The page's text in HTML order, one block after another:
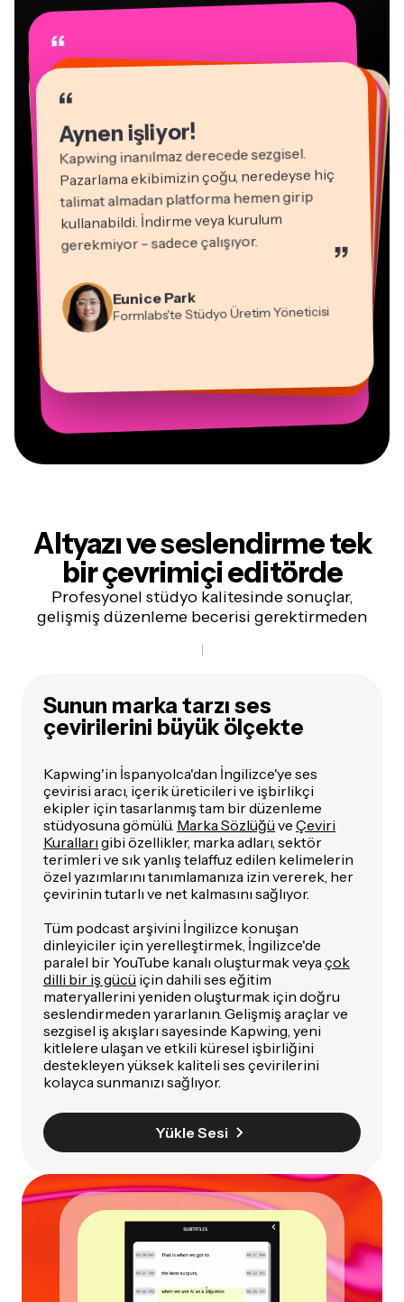
“
Aynen işliyor!
Kapwing inanılmaz derecede sezgisel.
Pazarlama ekibimizin çoğu, neredeyse hiç
talimat almadan platforma hemen girip
kullanabildi. İndirme veya kurulum
gerekmiyor - sadece çalışıyor. ”
Eunice Park
Formlabs'te Stüdyo Üretim Yöneticisi
“
“
Kapwing'de AuthentIQMarketing.com'un
Panos Papagapiou
“
“
Video Düzenleyici
“
Danışman
“
Altyazı ve seslendirmetek
bir çevrimiçi editörde
Profesyonel stüdyo kalitesinde sonuçlar,
gelişmiş düzenleme becerisi gerektirmeden
Sunun marka tarzı ses
çevirilerini büyük ölçekte
Kapwing'in İspanyolca'dan İngilizce'ye ses
çevirisi aracı, içerik üreticileri ve işbirlikçi
ekipler için tasarlanmış tam bir düzenleme
stüdyosuna gömülü. Marka Sözlüğü ve Çeviri
Kuralları gibi özellikler, marka adları, sektör
terimleri ve sık yanlış telaffuz edilen kelimelerin
özel yazımlarını tanımlamanıza izin vererek, her
çevirinin tutarlı ve net kalmasını sağlıyor.
Tüm podcast arşivini İngilizce konuşan
dinleyiciler için yerelleştirmek, İngilizce'de
paralel bir YouTube kanalı oluşturmak veya çok
dilli bir iş gücü için dahili ses eğitim
materyallerini yeniden oluşturmak için doğru
seslendirmeden yararlanın. Gelişmiş araçlar ve
sezgisel iş akışları sayesinde Kapwing, yeni
kitlelere ulaşan ve etkili küresel işbirliğini
destekleyen yüksek kaliteli ses çevirilerini
kolayca sunmanızı sağlıyor.
Yükle Sesi